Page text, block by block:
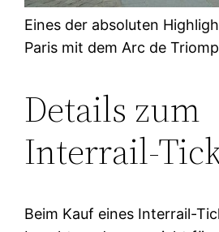
Eines der absoluten
Paris mit dem Arc de
Details zum
Interrail-
Beim Kauf eines Interrail-